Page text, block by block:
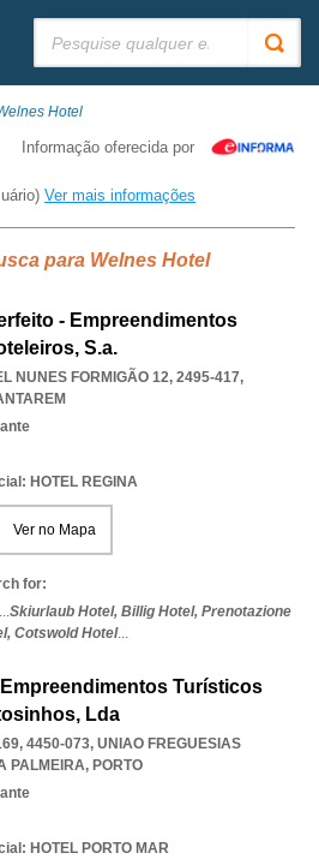
Hotel
Informação oferecida por
Ver mais informações
para Welnes Hotel
- Empreendimentos
S.a.
NUNES FORMIGÃO 12, 2495-417,
HOTEL REGINA
Ver no Mapa
for:
Skiurlaub Hotel, Billig Hotel, Prenotazione
Cotswold Hotel...
Turísticos
Lda
4450-073, UNIAO FREGUESIAS
PALMEIRA, PORTO
HOTEL PORTO MAR